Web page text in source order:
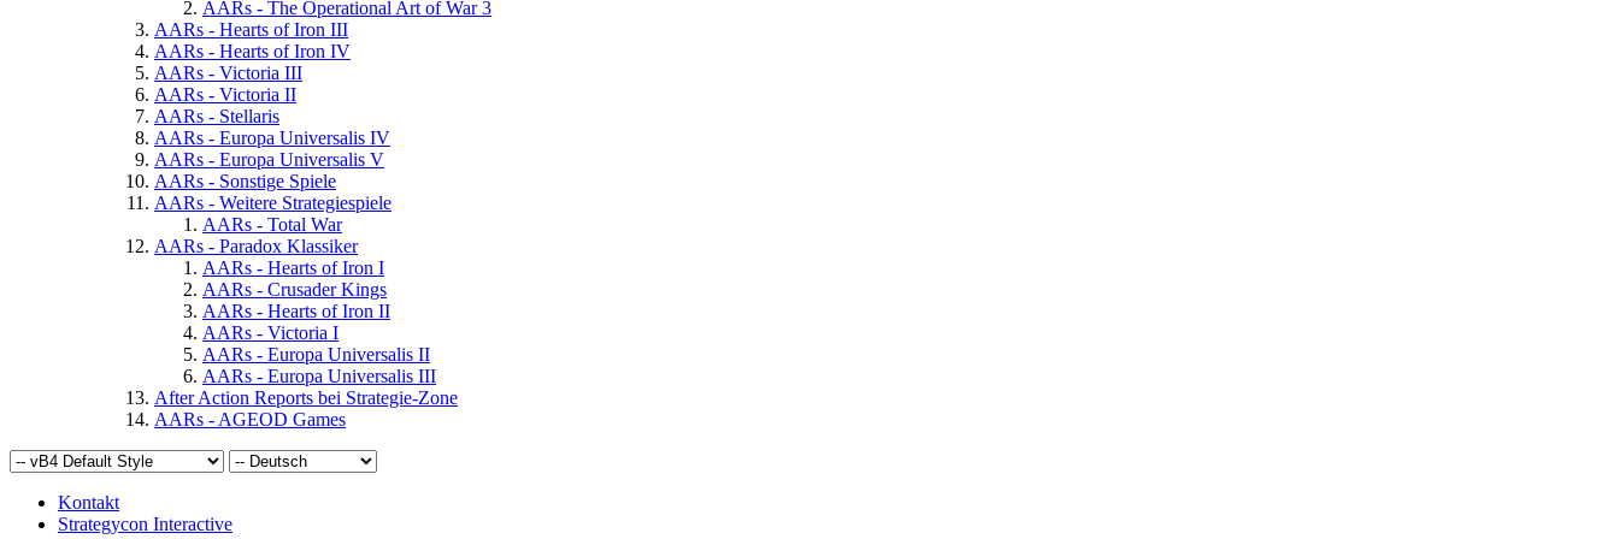
AARs - The Operational Art of War 3
AARs - Hearts of Iron III
AARs - Hearts of Iron IV
AARs - Victoria III
AARs - Victoria II
AARs - Stellaris
AARs - Europa Universalis IV
AARs - Europa Universalis V
AARs - Sonstige Spiele
AARs - Weitere Strategiespiele
AARs - Total War
AARs - Paradox Klassiker
AARs - Hearts of Iron I
AARs - Crusader Kings
AARs - Hearts of Iron II
AARs - Victoria I
AARs - Europa Universalis II
AARs - Europa Universalis III
After Action Reports bei Strategie-Zone
AARs - AGEOD Games
Kontakt
Strategycon Interactive